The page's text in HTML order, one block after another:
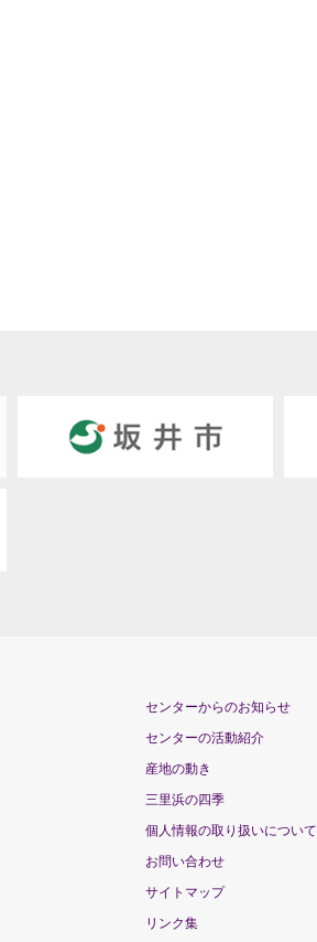
センターからのお知らせ
センターの活動紹介
産地の動き
三里浜の四季
個人情報の取り扱いについて
お問い合わせ
サイトマップ
リンク集